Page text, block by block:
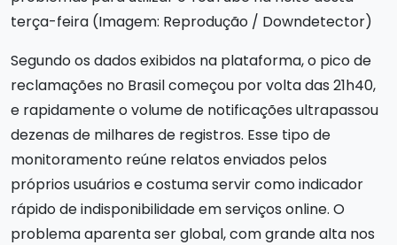
terça-feira (Imagem: Reprodução / Downdetector)
Segundo os dados exibidos na plataforma, o pico de
reclamações no Brasil começou por volta das 21h40,
e rapidamente o volume de notificações ultrapassou
dezenas de milhares de registros. Esse tipo de
monitoramento reúne relatos enviados pelos
próprios usuários e costuma servir como indicador
rápido de indisponibilidade em serviços online. O
problema aparenta ser global, com grande alta nos